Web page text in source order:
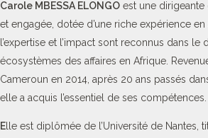
Carole MBESSA ELONGO est une dirigeante
et engagée, dotée d’une riche expérience
l’expertise et l’impact sont reconnus dans
écosystèmes des affaires en Afrique.
Cameroun en 2014, après 20 ans passés
elle a acquis l’essentiel de ses compétences.
E lle est diplômée de l’Université de Nantes,